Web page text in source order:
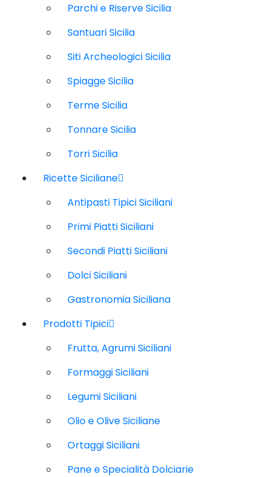
Parchi e Riserve Sicilia
Santuari Sicilia
Siti Archeologici Sicilia
Spiagge Sicilia
Terme Sicilia
Tonnare Sicilia
Torri Sicilia
Ricette Siciliane
Antipasti Tipici Siciliani
Primi Piatti Siciliani
Secondi Piatti Siciliani
Dolci Siciliani
Gastronomia Siciliana
Prodotti Tipici
Frutta, Agrumi Siciliani
Formaggi Siciliani
Legumi Siciliani
Olio e Olive Siciliane
Ortaggi Siciliani
Pane e Specialità Dolciarie